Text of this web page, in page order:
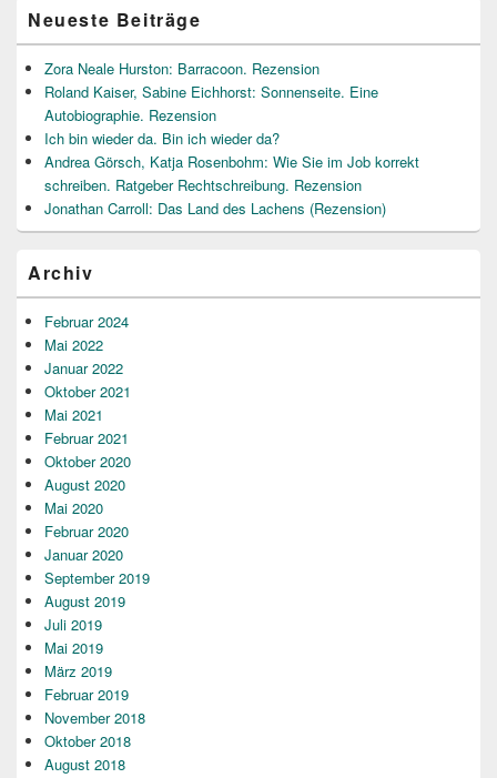
Neueste Beiträge
Zora Neale Hurston: Barracoon. Rezension
Roland Kaiser, Sabine Eichhorst: Sonnenseite. Eine
Autobiographie. Rezension
Ich bin wieder da. Bin ich wieder da?
Andrea Görsch, Katja Rosenbohm: Wie Sie im Job korrekt
schreiben. Ratgeber Rechtschreibung. Rezension
Jonathan Carroll: Das Land des Lachens (Rezension)
Archiv
Februar 2024
Mai 2022
Januar 2022
Oktober 2021
Mai 2021
Februar 2021
Oktober 2020
August 2020
Mai 2020
Februar 2020
Januar 2020
September 2019
August 2019
Juli 2019
Mai 2019
März 2019
Februar 2019
November 2018
Oktober 2018
August 2018